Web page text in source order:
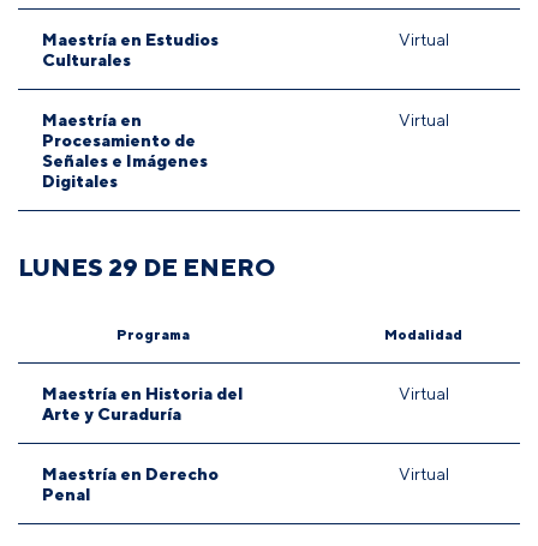
Maestría en Estudios
Culturales
Virtual
Maestría en
Procesamiento de
Señales e Imágenes
Digitales
Virtual
LUNES 29 DE ENERO
Programa Modalidad
Maestría en Historia del
Arte y Curaduría
Virtual
Maestría en Derecho
Penal
Virtual